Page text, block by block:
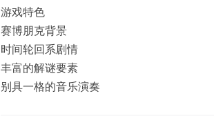
游戏特色
赛博朋克背景
时间轮回系剧情
丰富的解谜要素
别具一格的音乐演奏